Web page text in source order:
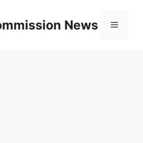
News Menu